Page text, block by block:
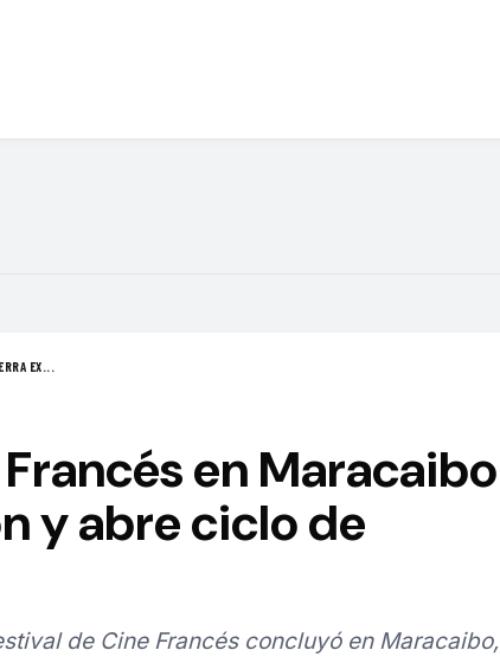
EX...
en Maracaibo
y abre ciclo de
de Cine Francés concluyó en Maracaibo,